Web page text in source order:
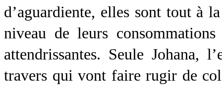
d’aguardiente, elles sont tout à
niveau de leurs
attendrissantes. Seule Johana,
travers qui vont faire rugir de